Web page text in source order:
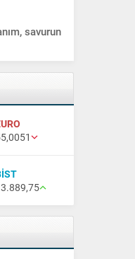
savurun
rahat
olan